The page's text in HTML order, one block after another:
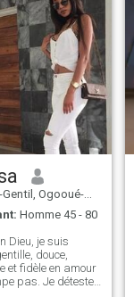
Ogooué-Maritime, Gabon
Homme 45 - 80
Dieu, je suis
douce,
et fidèle en amour
pas. Je déteste